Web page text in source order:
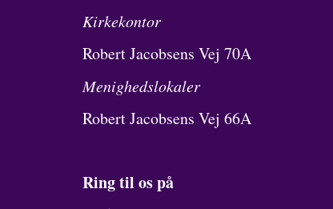
Kirkekontor
Robert Jacobsens Vej 70A
Menighedslokaler
Robert Jacobsens Vej 66A
Ring til os på